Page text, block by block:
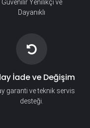
Güvenilir Yenilikçi ve
Dayanıklı
İade ve Değişim
garanti ve teknik servis
desteği.